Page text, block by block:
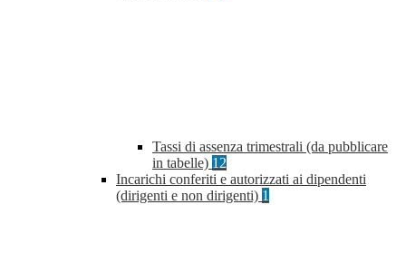
Tassi di assenza trimestrali (da pubblicare
in tabelle) 12
Incarichi conferiti e autorizzati ai dipendenti
(dirigenti e non dirigenti) 1